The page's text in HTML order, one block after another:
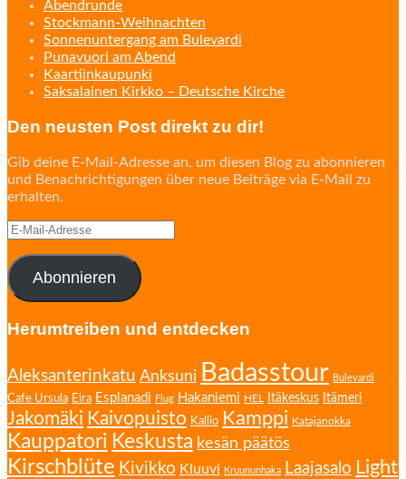
Abendrunde
Stockmann-Weihnachten
Sonnenuntergang am Bulevardi
Punavuori am Abend
Kaartiinkaupunki
Saksalainen Kirkko – Deutsche Kirche
Den neusten Post direkt zu dir!
Gib deine E-Mail-Adresse an, um diesen Blog zu abonnieren
und Benachrichtigungen über neue Beiträge via E-Mail zu
erhalten.
E-
Adresse
Abonnieren
Herumtreiben und entdecken
Aleksanterinkatu Anksuni Badasstour Bulevardi
Cafe Ursula Eira Esplanadi Flug Hakaniemi HEL Itäkeskus Itämeri
Jakomäki Kaivopuisto Kallio Kamppi Katajanokka
Kauppatori Keskusta kesän päätös
Kirschblüte Kivikko Kluuvi Kruununhaka Laajasalo Light